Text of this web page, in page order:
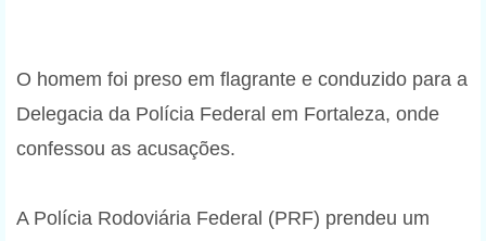
O homem foi preso em flagrante e conduzido para a
Delegacia da Polícia Federal em Fortaleza, onde
confessou as acusações.
A Polícia Rodoviária Federal (PRF) prendeu um